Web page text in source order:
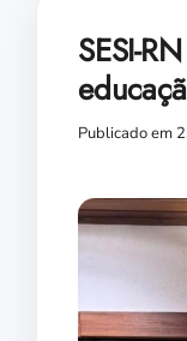
SESI-
Publicado em